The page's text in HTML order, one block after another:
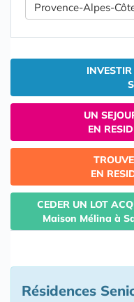
Provence-Alpes-
UN
EN
EN
CEDER UN LOT
Maison Mélina à
Résidences